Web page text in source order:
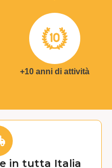
+10 anni di attività
in tutta Italia